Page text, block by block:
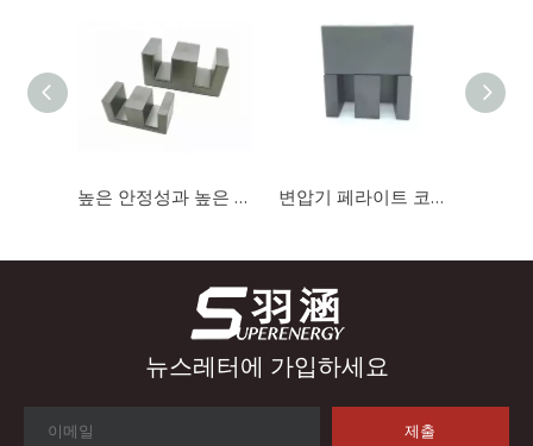
산업 제어
높은 안정성과 높은 포화도를 갖춘 충전기용 자기 코어 EE1414 고 투자율 페라이트 코어 변압기 페라이트 코어를 위한 EE 유형 자기 코어 Mn-Zn 페라이트 코어
뉴스레터에 가입하세요
제출